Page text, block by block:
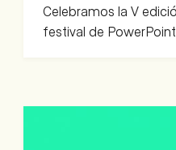
Celebramos la V
festival de